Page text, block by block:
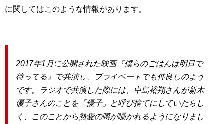
に関してはこのような情報があります。
2017年1月に公開された映画『僕らのごはんは明日で
待ってる』で共演し、プライベートでも仲良しのよう
です。ラジオで共演した際には、中島裕翔さんが新木
優子さんのことを「優子」と呼び捨てにしていたらし
く、このことから熱愛の噂が囁かれるようになりまし